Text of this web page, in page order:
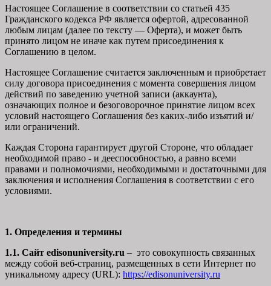
Настоящее Соглашение в соответствии со статьей 435
Гражданского кодекса РФ является офертой, адресованной
любым лицам (далее по тексту — Оферта), и может быть
принято лицом не иначе как путем присоединения к
Соглашению в целом.
Настоящее Соглашение считается заключенным и приобретает
силу договора присоединения с момента совершения лицом
действий по заведению учетной записи (аккаунта),
означающих полное и безоговорочное принятие лицом всех
условий настоящего Соглашения без каких-либо изъятий и/
или ограничений.
Каждая Сторона гарантирует другой Стороне, что обладает
необходимой право - и дееспособностью, а равно всеми
правами и полномочиями, необходимыми и достаточными для
заключения и исполнения Соглашения в соответствии с его
условиями.
1. Определения и термины
1.1. Сайт edisonuniversity.ru – это совокупность связанных
между собой веб-страниц, размещенных в сети Интернет по
уникальному адресу (URL): https://edisonuniversity.ru